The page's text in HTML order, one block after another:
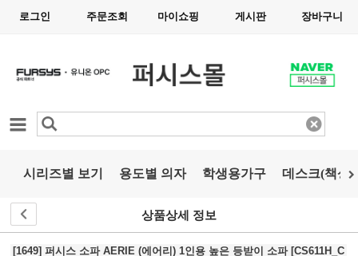
로그인 주문조회 마이쇼핑 게시판 장바구니
카테고리
시리즈별 보기 용도별 의자 학생용가구 데스크(책상)
상품상세 정보
[1649] 퍼시스 소파 AERIE (에어리) 1인용 높은 등받이 소파 [CS611H_C